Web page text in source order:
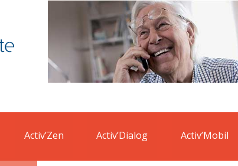
Activ’Zen Activ’Dialog Activ’Mobil